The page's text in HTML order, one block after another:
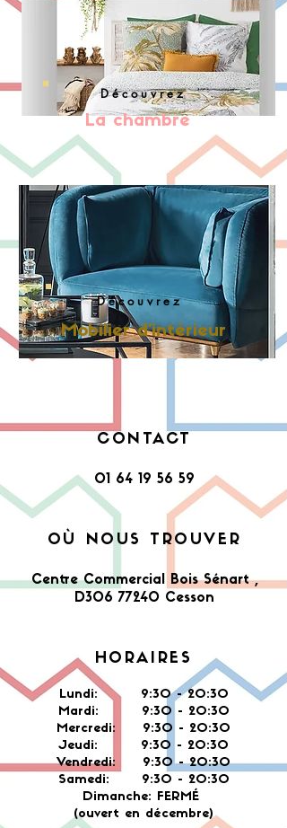
D é c o u v r e z
La chambre
D é c o u v re z
Mobilier d'intérieur
CONTACT
01 64 19 56 59
OÙ NOUS TROUVER
Centre Commercial Bois Sénart ,
D306 77240 Cesson​
HORAIRES
Lundi: 9:30 - 20:30
Mardi: 9:30 - 20:30
Mercredi: 9:30 - 20:30
Jeudi: 9:30 - 20:30
Vendredi: 9:30 - 20:30
Samedi: 9:30 - 20:30
Dimanche: FERMÉ
(ouvert en décembre)